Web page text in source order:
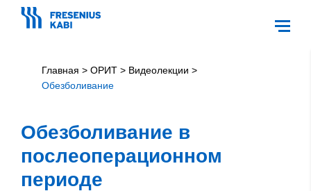
Главная > ОРИТ > Видеолекции >
Обезболивание
Обезболивание в
послеоперационном
периоде